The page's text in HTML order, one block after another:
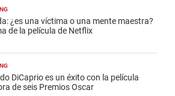
¿es una víctima o una mente maestra?
de la película de Netflix
DiCaprio es un éxito con la película
de seis Premios Oscar